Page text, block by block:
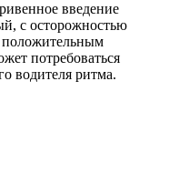
введение
с осторожностью
положительным
потребоваться
водителя ритма.